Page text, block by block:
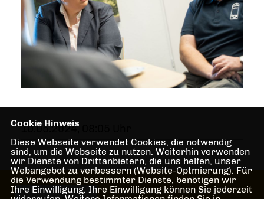
10.05.2024, 08:05 Uhr
Herzlich Willkommen beim CDU
Cookie Hinweis
Diese Webseite verwendet Cookies, die notwendig
sind, um die Webseite zu nutzen. Weiterhin verwenden
wir Dienste von Drittanbietern, die uns helfen, unser
Webangebot zu verbessern (Website-Optmierung). Für
die Verwendung bestimmter Dienste, benötigen wir
Ihre Einwilligung. Ihre Einwilligung können Sie jederzeit